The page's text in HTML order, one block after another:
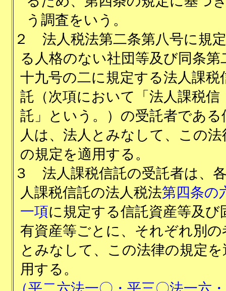
う調査をいう。
２
法人税法第二条第八号に規
る人格のない社団等及び同条第
十九号の二に規定する法人課税
託（次項において「法人課税信
託」という。）の受託者である
人は、法人とみなして、この法
の規定を適用する。
３
法人課税信託の受託者は、
人課税信託の法人税法第四条の
一項に規定する信託資産等及び
有資産等ごとに、それぞれ別の
とみなして、この法律の規定を
用する。